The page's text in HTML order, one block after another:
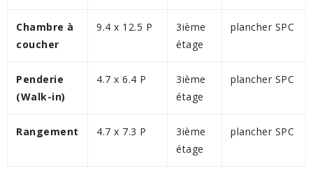
Chambre à
coucher
9.4 x 12.5 P
3ième
étage
plancher SPC
Penderie
(Walk-in)
4.7 x 6.4 P
3ième
étage
plancher SPC
Rangement 4.7 x 7.3 P
3ième
étage
plancher SPC